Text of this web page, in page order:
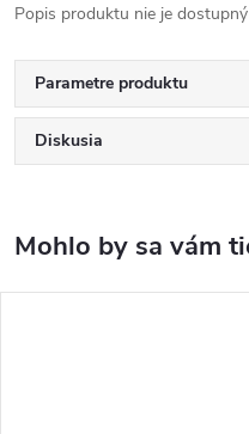
Popis produktu nie je dostupný
Parametre produktu
Diskusia